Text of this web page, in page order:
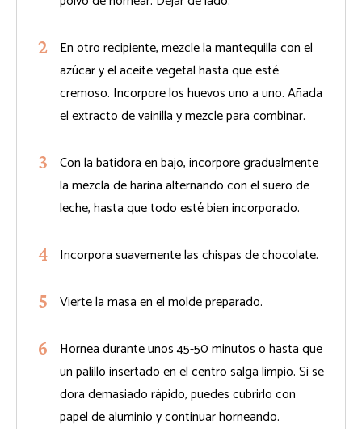
En otro recipiente, mezcle la mantequilla con el
azúcar y el aceite vegetal hasta que esté
cremoso. Incorpore los huevos uno a uno. Añada
el extracto de vainilla y mezcle para combinar.
Con la batidora en bajo, incorpore gradualmente
la mezcla de harina alternando con el suero de
leche, hasta que todo esté bien incorporado.
Incorpora suavemente las chispas de chocolate.
Vierte la masa en el molde preparado.
Hornea durante unos 45-50 minutos o hasta que
un palillo insertado en el centro salga limpio. Si se
dora demasiado rápido, puedes cubrirlo con
papel de aluminio y continuar horneando.